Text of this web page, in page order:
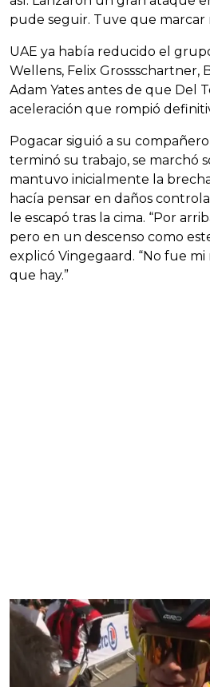
pude seguir. Tuve que marcar
UAE ya había reducido el
Wellens, Felix Grossschartner,
Adam Yates antes de que Del
aceleración que rompió
Pogacar siguió a su
terminó su trabajo, se marchó
mantuvo inicialmente la
hacía pensar en daños
le escapó tras la cima. “Por
pero en un descenso como
explicó Vingegaard. “No fue
que hay.”